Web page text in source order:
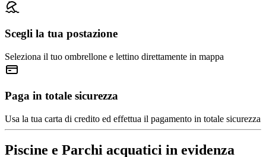
Scegli la tua postazione
Seleziona il tuo ombrellone e lettino direttamente in mappa
Paga in totale sicurezza
Usa la tua carta di credito ed effettua il pagamento in totale sicurezza
Piscine e Parchi acquatici in evidenza